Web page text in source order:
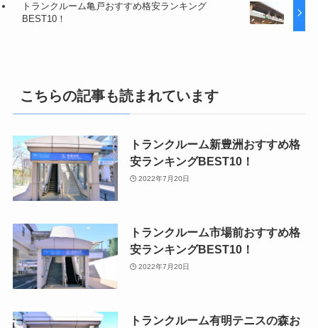
トランクルーム亀戸おすすめ格安ランキング
BEST10！
こちらの記事も読まれています
トランクルーム新豊洲おすすめ格
安ランキングBEST10！
2022年7月20日
トランクルーム市場前おすすめ格
安ランキングBEST10！
2022年7月20日
トランクルーム有明テニスの森お